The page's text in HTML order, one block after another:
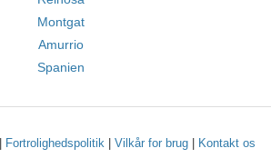
Montgat
Amurrio
Spanien
Fortrolighedspolitik| Vilkår for brug| Kontakt os